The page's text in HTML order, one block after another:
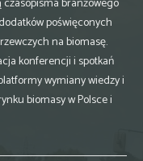
poświęconych
na biomasę.
konferencji i spotkań
wymiany wiedzy i
biomasy w Polsce i